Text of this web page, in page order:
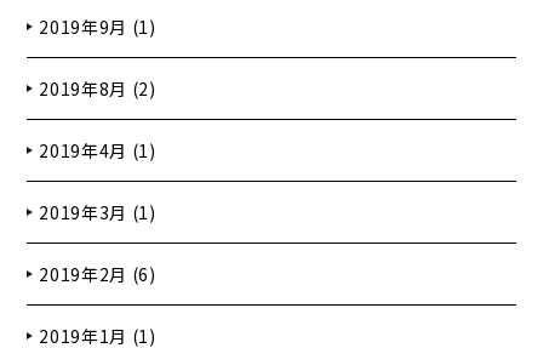
2019年9月 (1)
2019年8月 (2)
2019年4月 (1)
2019年3月 (1)
2019年2月 (6)
2019年1月 (1)